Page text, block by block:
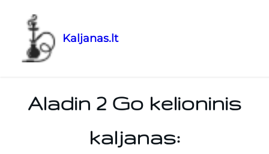
Kaljanas.lt
Aladin 2 Go kelioninis
kaljanas: